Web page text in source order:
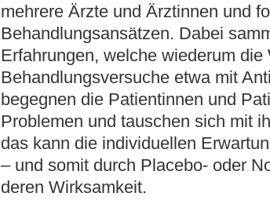
mehrere Ärzte und Ärztinnen und
Behandlungsansätzen. Dabei
Erfahrungen, welche wiederum
Behandlungsversuche etwa mit
begegnen die Patientinnen und
Problemen und tauschen sich mit
das kann die individuellen
– und somit durch Placebo- oder
deren Wirksamkeit.